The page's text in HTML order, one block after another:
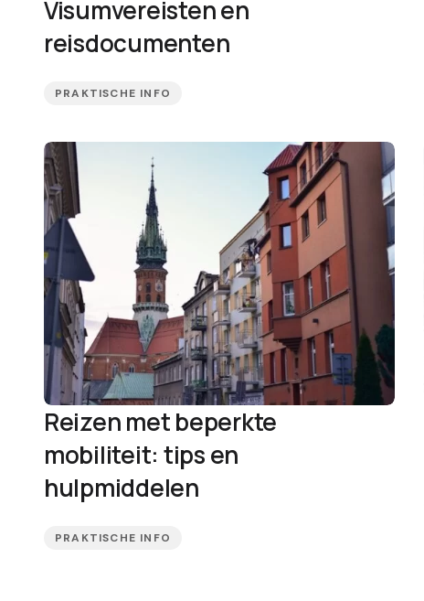
Visumvereisten en
reisdocumenten
PRAKTISCHE INFO
Reizen met beperkte
mobiliteit: tips en
hulpmiddelen
PRAKTISCHE INFO